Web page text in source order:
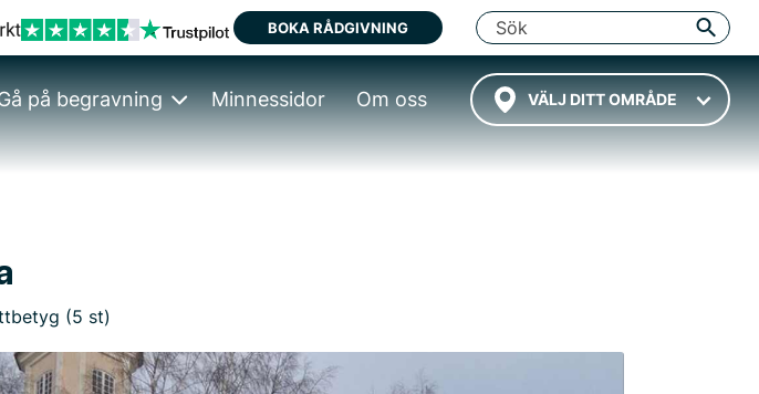
BOKA RÅDGIVNING
VÄLJ DITT OMRÅDE
på begravning Minnessidor Om oss
(5 st)